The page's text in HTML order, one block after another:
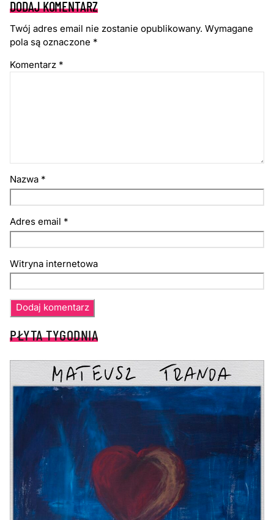
DODAJ KOMENTARZ
Twój adres email nie zostanie opublikowany. Wymagane
pola są oznaczone *
Komentarz *
Nazwa *
Adres email *
Witryna internetowa
PŁYTA TYGODNIA